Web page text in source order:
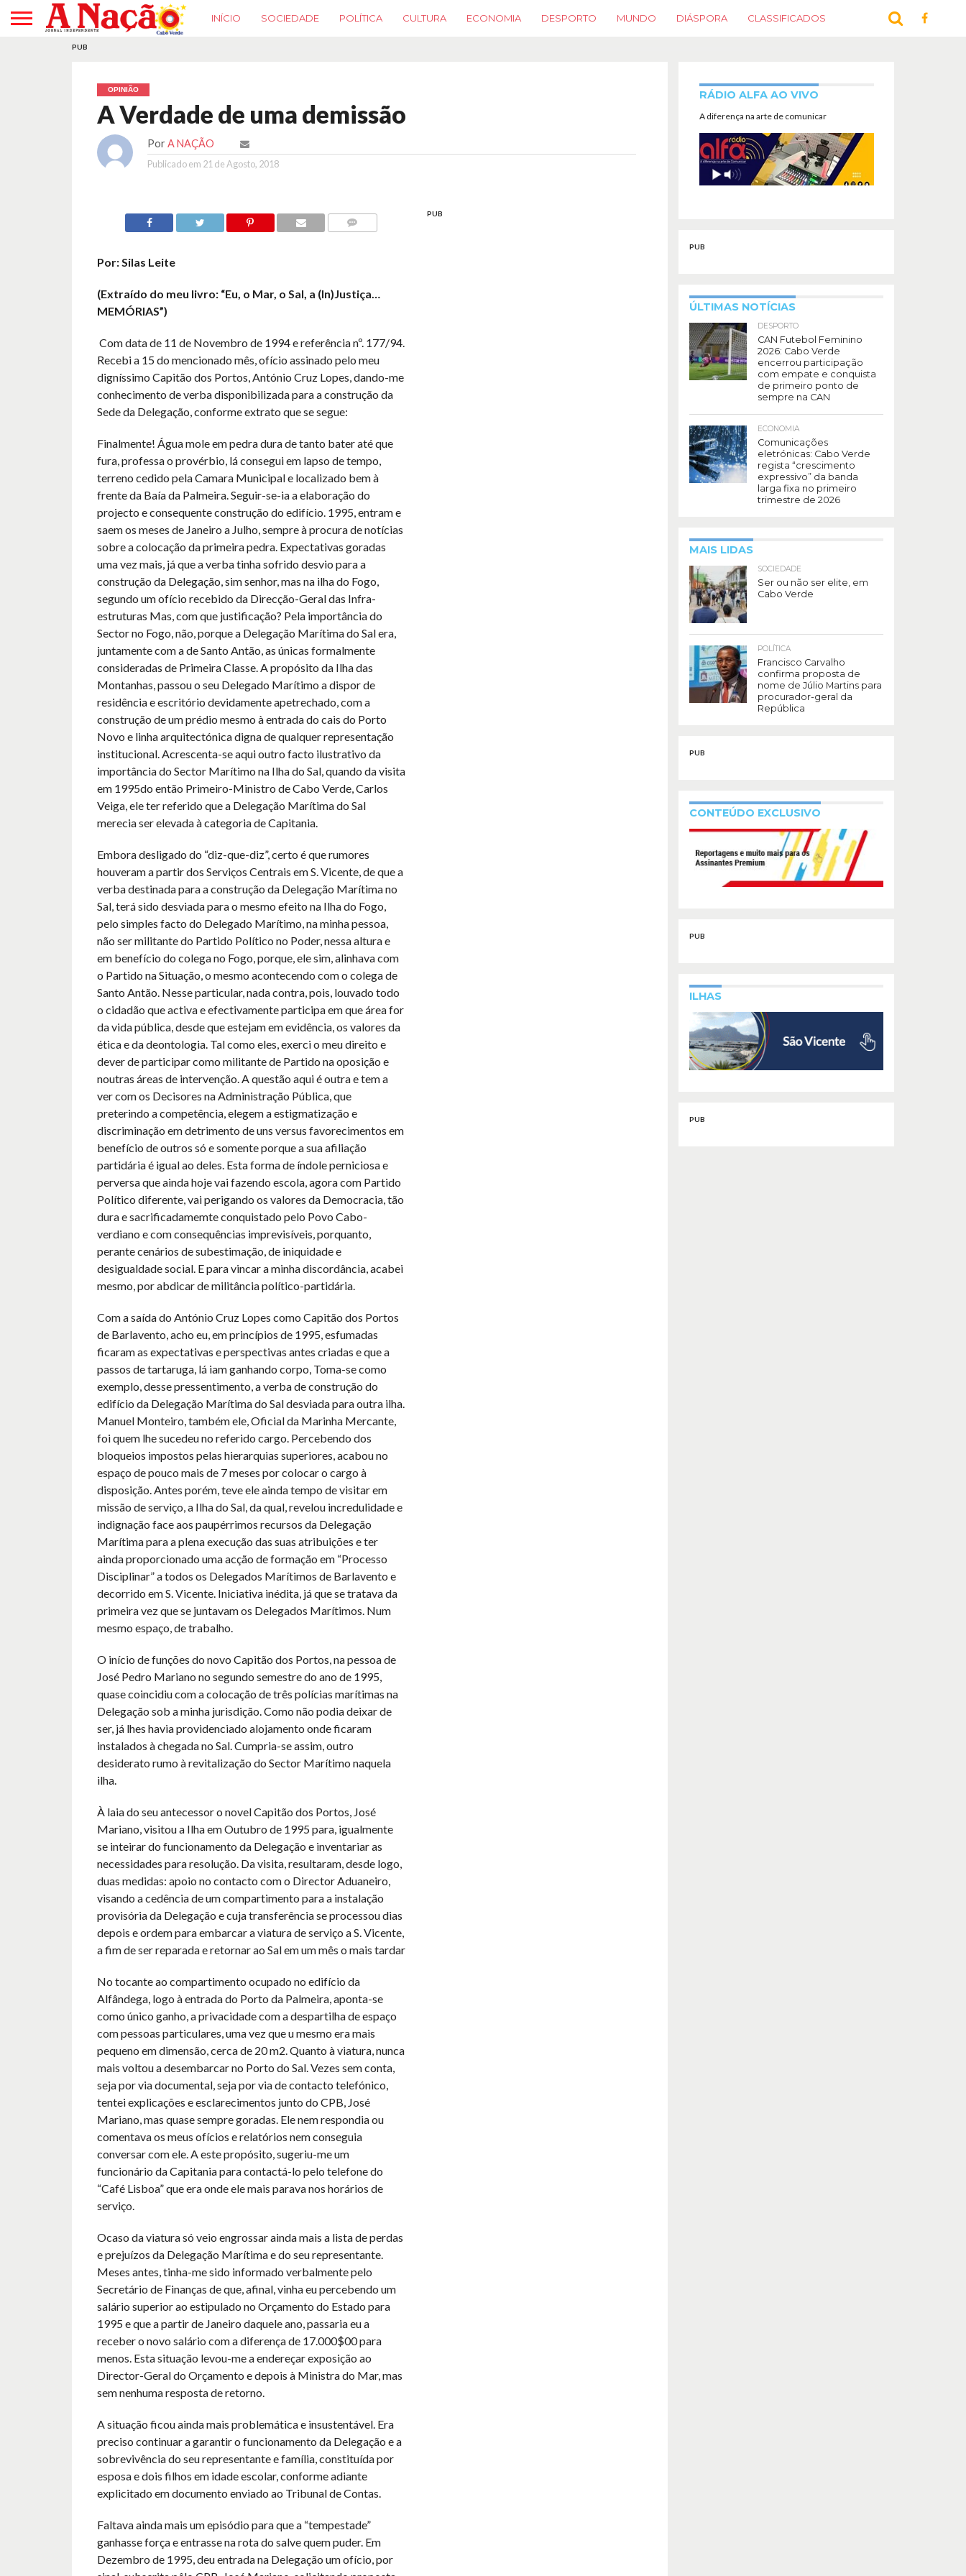
INÍCIO SOCIEDADE POLÍTICA CULTURA ECONOMIA DESPORTO MUNDO DIÁSPORA CLASSIFICADOS
PUB
OPINIÃO
A Verdade de uma demissão
Por A NAÇÃO
Publicado em 21 de Agosto, 2018
Por: Silas Leite
(Extraído do meu livro: “Eu, o Mar, o Sal, a (In)Justiça…
MEMÓRIAS”)
Com data de 11 de Novembro de 1994 e referência nº. 177/94.
Recebi a 15 do mencionado mês, ofício assinado pelo meu
digníssimo Capitão dos Portos, António Cruz Lopes, dando-me
conhecimento de verba disponibilizada para a construção da
Sede da Delegação, conforme extrato que se segue:
Finalmente! Água mole em pedra dura de tanto bater até que
fura, professa o provérbio, lá consegui em lapso de tempo,
terreno cedido pela Camara Municipal e localizado bem à
frente da Baía da Palmeira. Seguir-se-ia a elaboração do
projecto e consequente construção do edifício. 1995, entram e
saem os meses de Janeiro a Julho, sempre à procura de notícias
sobre a colocação da primeira pedra. Expectativas goradas
uma vez mais, já que a verba tinha sofrido desvio para a
construção da Delegação, sim senhor, mas na ilha do Fogo,
segundo um ofício recebido da Direcção-Geral das Infra-
estruturas Mas, com que justificação? Pela importância do
Sector no Fogo, não, porque a Delegação Marítima do Sal era,
juntamente com a de Santo Antão, as únicas formalmente
consideradas de Primeira Classe. A propósito da Ilha das
Montanhas, passou o seu Delegado Marítimo a dispor de
residência e escritório devidamente apetrechado, com a
construção de um prédio mesmo à entrada do cais do Porto
Novo e linha arquitectónica digna de qualquer representação
institucional. Acrescenta-se aqui outro facto ilustrativo da
importância do Sector Marítimo na Ilha do Sal, quando da visita
em 1995do então Primeiro-Ministro de Cabo Verde, Carlos
Veiga, ele ter referido que a Delegação Marítima do Sal
merecia ser elevada à categoria de Capitania.
Embora desligado do “diz-que-diz”, certo é que rumores
houveram a partir dos Serviços Centrais em S. Vicente, de que a
verba destinada para a construção da Delegação Marítima no
Sal, terá sido desviada para o mesmo efeito na Ilha do Fogo,
pelo simples facto do Delegado Marítimo, na minha pessoa,
não ser militante do Partido Político no Poder, nessa altura e
em benefício do colega no Fogo, porque, ele sim, alinhava com
o Partido na Situação, o mesmo acontecendo com o colega de
Santo Antão. Nesse particular, nada contra, pois, louvado todo
o cidadão que activa e efectivamente participa em que área for
da vida pública, desde que estejam em evidência, os valores da
ética e da deontologia. Tal como eles, exerci o meu direito e
dever de participar como militante de Partido na oposição e
noutras áreas de intervenção. A questão aqui é outra e tem a
ver com os Decisores na Administração Pública, que
preterindo a competência, elegem a estigmatização e
discriminação em detrimento de uns versus favorecimentos em
benefício de outros só e somente porque a sua afiliação
partidária é igual ao deles. Esta forma de índole perniciosa e
perversa que ainda hoje vai fazendo escola, agora com Partido
Político diferente, vai perigando os valores da Democracia, tão
dura e sacrificadamemte conquistado pelo Povo Cabo-
verdiano e com consequências imprevisíveis, porquanto,
perante cenários de subestimação, de iniquidade e
desigualdade social. E para vincar a minha discordância, acabei
mesmo, por abdicar de militância político-partidária.
Com a saída do António Cruz Lopes como Capitão dos Portos
de Barlavento, acho eu, em princípios de 1995, esfumadas
ficaram as expectativas e perspectivas antes criadas e que a
passos de tartaruga, lá iam ganhando corpo, Toma-se como
exemplo, desse pres­sentimento, a verba de construção do
edifício da Delegação Marítima do Sal desviada para outra ilha.
Manuel Monteiro, também ele, Oficial da Marinha Mercante,
foi quem lhe sucedeu no referido cargo. Percebendo dos
bloqueios impostos pelas hierarquias superiores, acabou no
espaço de pouco mais de 7 meses por colocar o cargo à
disposição. Antes porém, teve ele ainda tempo de visitar em
missão de serviço, a Ilha do Sal, da qual, revelou incredulidade e
indignação face aos paupérrimos recursos da Delegação
Marítima para a plena execução das suas atribuições e ter
ainda proporcionado uma acção de formação em “Processo
Disciplinar” a todos os Delegados Marítimos de Barlavento e
decorrido em S. Vicente. Iniciativa inédita, já que se tratava da
primeira vez que se juntavam os Delegados Marítimos. Num
mesmo espaço, de trabalho.
O início de funções do novo Capitão dos Portos, na pessoa de
José Pedro Mariano no segundo semestre do ano de 1995,
quase coincidiu com a colocação de três polícias marítimas na
Delegação sob a minha jurisdição. Como não podia deixar de
ser, já lhes havia providenciado alojamento onde ficaram
instalados à chegada no Sal. Cumpria-se assim, outro
desiderato rumo à revitalização do Sector Marítimo naquela
ilha.
À laia do seu antecessor o novel Capitão dos Portos, José
Mariano, visitou a Ilha em Outubro de 1995 para, igualmente
se inteirar do funcionamento da Delegação e inventariar as
necessidades para resolução. Da visita, resultaram, desde logo,
duas medidas: apoio no contacto com o Director Aduaneiro,
visando a cedência de um compartimento para a instalação
provisória da Delegação e cuja transferência se processou dias
depois e ordem para embarcar a viatura de serviço a S. Vicente,
a fim de ser reparada e retornar ao Sal em um mês o mais tardar
No tocante ao compartimento ocupado no edifício da
Alfândega, logo à entrada do Porto da Palmeira, aponta-se
como único ganho, a privacidade com a despartilha de espaço
com pessoas particulares, uma vez que u mesmo era mais
pequeno em dimensão, cerca de 20 m2. Quanto à viatura, nunca
mais voltou a desembarcar no Porto do Sal. Vezes sem conta,
seja por via documental, seja por via de contacto telefónico,
tentei explicações e esclarecimentos junto do CPB, José
Mariano, mas quase sempre goradas. Ele nem respondia ou
comentava os meus ofícios e relatórios nem conseguia
conversar com ele. A este propósito, sugeriu-me um
funcionário da Capitania para contactá-lo pelo telefone do
“Café Lisboa” que era onde ele mais parava nos horários de
serviço.
Ocaso da viatura só veio engrossar ainda mais a lista de perdas
e prejuízos da Delegação Marítima e do seu representante.
Meses antes, tinha-me sido informado verbalmente pelo
Secretário de Finanças de que, afinal, vinha eu percebendo um
salário superior ao estipulado no Orçamento do Estado para
1995 e que a partir de Janeiro daquele ano, passaria eu a
receber o novo salário com a diferença de 17.000$00 para
menos. Esta situação levou-me a endereçar exposição ao
Director-Geral do Orçamento e depois à Ministra do Mar, mas
sem nenhuma resposta de retorno.
A situação ficou ainda mais problemática e insustentável. Era
preciso continuar a garantir o funcionamento da Delegação e a
sobrevivência do seu representante e família, constituída por
esposa e dois filhos em idade escolar, conforme adiante
explicitado em documento enviado ao Tribunal de Contas.
Faltava ainda mais um episódio para que a “tempestade”
ganhasse força e entrasse na rota do salve quem puder. Em
Dezembro de 1995, deu entrada na Delegação um ofício, por
PUB
RÁDIO ALFA AO VIVO
A diferença na arte de comunicar
PUB
ÚLTIMAS NOTÍCIAS
DESPORTO
CAN Futebol Feminino
2026: Cabo Verde
encerrou participação
com empate e conquista
de primeiro ponto de
sempre na CAN
ECONOMIA
Comunicações
eletrónicas: Cabo Verde
regista “crescimento
expressivo” da banda
larga fixa no primeiro
trimestre de 2026
MAIS LIDAS
SOCIEDADE
Ser ou não ser elite, em
Cabo Verde
POLÍTICA
Francisco Carvalho
confirma proposta de
nome de Júlio Martins para
procurador-geral da
República
PUB
CONTEÚDO EXCLUSIVO
PUB
ILHAS
PUB